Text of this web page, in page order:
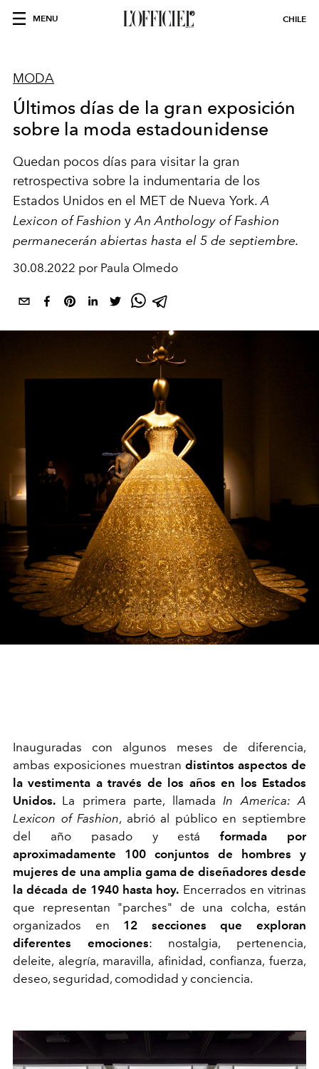
MENU CHILE
MODA
Últimos días de la gran exposición
sobre la moda estadounidense
Quedan pocos días para visitar la gran
retrospectiva sobre la indumentaria de los
Estados Unidos en el MET de Nueva York.A
Lexicon of Fashion yAn Anthology of Fashion
permanecerán abiertas hasta el 5 de septiembre.
30.08.2022 por Paula Olmedo
Inauguradas con algunos meses de diferencia,
ambas exposiciones muestran distintos aspectos de
la vestimenta a través de los años en los Estados
Unidos. La primera parte, llamada In America: A
Lexicon of Fashion, abrió al público en septiembre
del año pasado y estáformada por
aproximadamente 100 conjuntos de hombres y
mujeres de una amplia gama de diseñadores desde
la década de 1940 hasta hoy. Encerrados en vitrinas
que representan "parches" de una colcha, están
organizados en 12 secciones que exploran
diferentes emociones: nostalgia, pertenencia,
deleite, alegría, maravilla, afinidad, confianza, fuerza,
deseo, seguridad, comodidad y conciencia.